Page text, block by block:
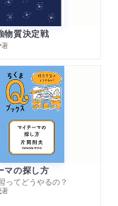
物質決定戦
著
マの探し方
ってどうやるの？
著